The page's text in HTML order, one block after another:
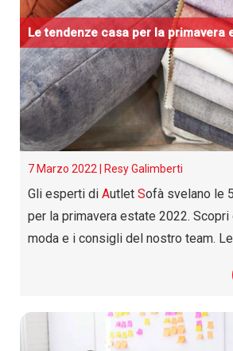
Le tendenze casa per la primavera
7 Marzo 2022 | Resy Galimberti
Gli esperti di Autlet Sofà svelano le
per la primavera estate 2022. Scopri
moda e i consigli del nostro team.